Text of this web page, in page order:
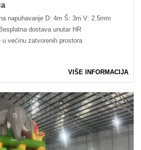
napuhavanje D: 4m Š: 3m V: 2.5mm
dostava unutar HR
većinu zatvorenih prostora
VIŠE INFORMACIJA